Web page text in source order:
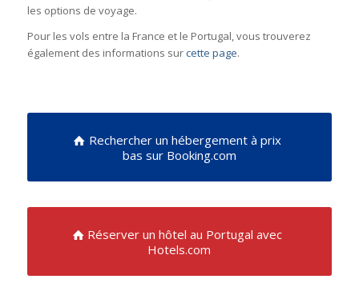
les options de voyage.
Pour les vols entre la France et le Portugal, vous trouverez
également des informations surcette page.
Rechercher un hébergement à prix
bas sur Booking.com
Réserver un hôtel au Portugal avec
Hotels.com